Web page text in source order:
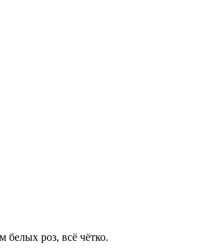
роз, всё чётко.